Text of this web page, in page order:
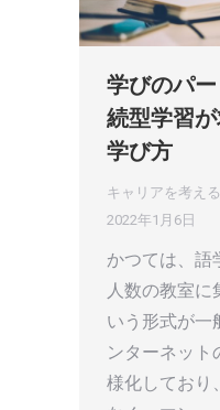
学びのパ
続型学習
学び方
キャリアを考える
2022年1月6日
かつては、語
人数の教室に
いう形式が一
ンターネット
様化しており